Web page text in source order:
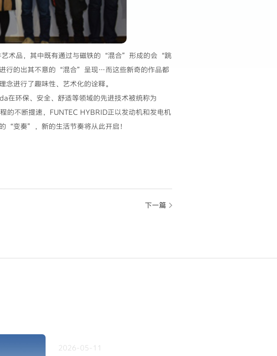
艺术品，其中既有通过与磁铁的“混合”形成的会“跳
行的出其不意的“混合”呈现…而这些新奇的作品都
进行了趣味性、艺术化的诠释。
环保、安全、舒适等领域的先进技术被统称为
的不断提速，FUNTEC HYBRID正以发动机和发电机
“变奏”，新的生活节奏将从此开启！
下一篇
2026-05-11